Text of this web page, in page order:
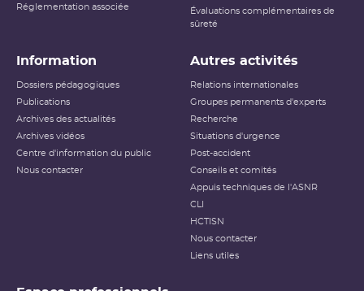
Réglementation associée
Évaluations complémentaires de
sûreté
Information
Dossiers pédagogiques
Publications
Archives des actualités
Archives vidéos
Centre d'information du public
Nous contacter
Autres activités
Relations internationales
Groupes permanents d'experts
Recherche
Situations d'urgence
Post-accident
Conseils et comités
Appuis techniques de l'ASNR
CLI
HCTISN
Nous contacter
Liens utiles